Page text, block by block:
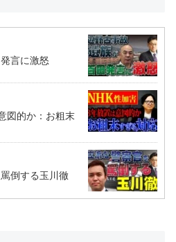
言に激怒
図的か：お粗末
倒する玉川徹